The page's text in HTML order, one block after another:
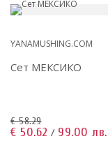
YANAMUSHING.COM
Сет МЕКСИКО
€ 58.29
€ 50.62 / 99.00 лв.